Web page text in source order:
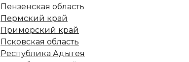
Пензенская область
Пермский край
Приморский край
Псковская область
Республика Адыгея